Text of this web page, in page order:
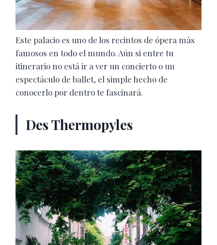
Este palacio es uno de los recintos de ópera más
famosos en todo el mundo. Aún si entre tu
itinerario no está ir a ver un concierto o un
espectáculo de ballet, el simple hecho de
conocerlo por dentro te fascinará.
Des Thermopyles